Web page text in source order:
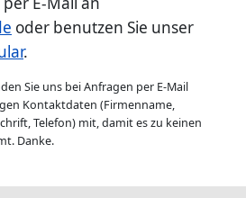
oder benutzen Sie unser
.
Sie uns bei Anfragen per E-Mail
Kontaktdaten (Firmenname,
Telefon) mit, damit es zu keinen
Danke.